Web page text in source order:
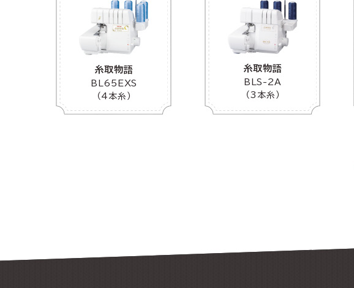
糸取物語
BL65EXS
（4本糸）
糸取物語
BLS-2A
（3本糸）